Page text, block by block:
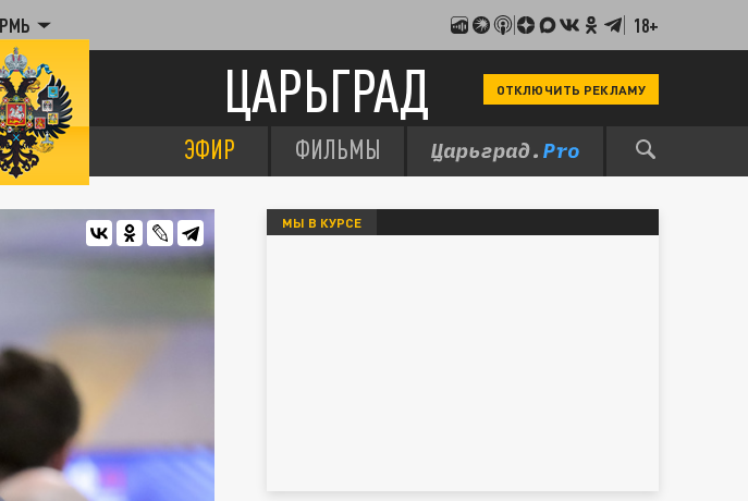
18+
ЦАРЬГРАД ОТКЛЮЧИТЬ РЕКЛАМУ
ЭФИР ФИЛЬМЫ
МЫ В КУРСЕ